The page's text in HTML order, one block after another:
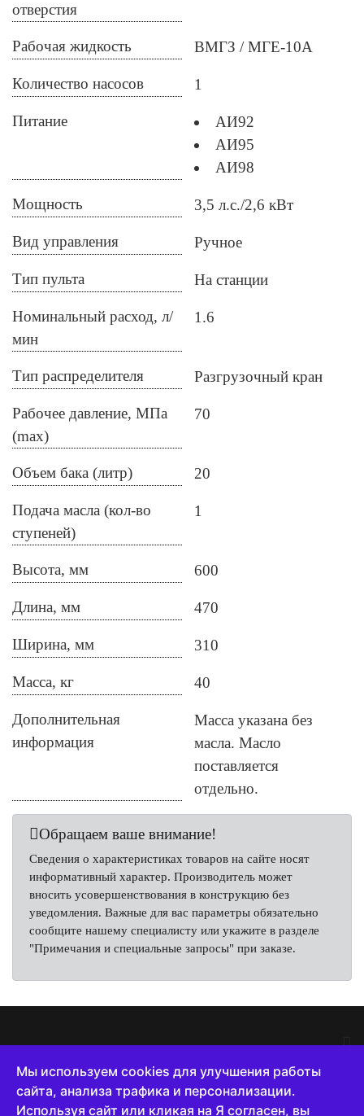
отверстия
Рабочая жидкость ВМГЗ МГЕ-10А
Количество насосов 1
Питание
АИ92
АИ95
АИ98
Мощность 3,5 л.с./2,6 кВт
Вид управления Ручное
Тип пульта На станции
Номинальный расход, л/
мин
1.6
Тип распределителя Разгрузочный кран
Рабочее давление, МПа
(max)
70
Объем бака (литр) 20
Подача масла (кол-во
ступеней)
1
Высота, мм 600
Длина, мм 470
Ширина, мм 310
Масса, кг 40
Дополнительная
информация
Масса указана без
масла. Масло
поставляется
отдельно.
Обращаем ваше внимание!
Сведения о характеристиках товаров на сайте носят
информативный характер. Производитель может
вносить усовершенствования в конструкцию без
уведомления. Важные для вас параметры обязательно
сообщите нашему специалисту или укажите в разделе
"Примечания и специальные запросы" при заказе.
8 (800) 222-65-10
Пн -Пт с 8 до 18
Мы используем cookies для улучшения работы
сайта, анализа трафика и персонализации.
Используя сайт или кликая на Я согласен, вы